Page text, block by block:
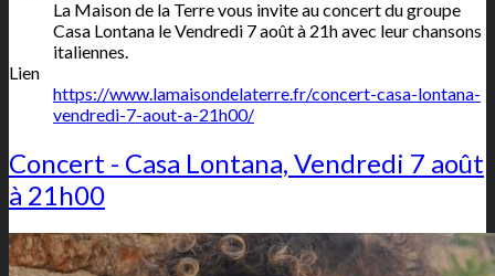
La Maison de la Terre vous invite au concert du groupe
Casa Lontana le Vendredi 7 août à 21h avec leur chansons
italiennes.
Lien
https://www.lamaisondelaterre.fr/concert-casa-lontana-
vendredi-7-aout-a-21h00/
Concert - Casa Lontana, Vendredi 7 août
à 21h00